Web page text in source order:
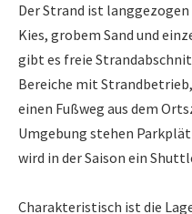
Der Strand ist
Kies, grobem Sand und
gibt es freie
Bereiche mit
einen Fußweg aus dem
Umgebung stehen
wird in der Saison ein
Charakteristisch ist die